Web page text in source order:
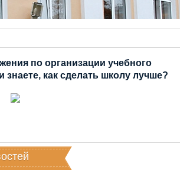
по организации учебного
знаете, как сделать школу лучше?